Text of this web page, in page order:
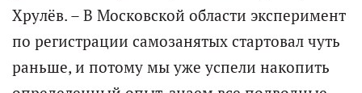
Хрулёв. – В Московской области эксперимент
по регистрации самозанятых стартовал чуть
раньше, и потому мы уже успели накопить